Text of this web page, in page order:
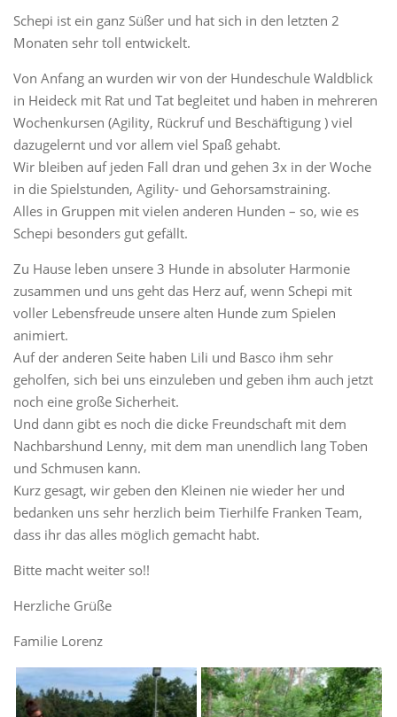
Schepi ist ein ganz Süßer und hat sich in den letzten 2
Monaten sehr toll entwickelt.
Von Anfang an wurden wir von der Hundeschule Waldblick
in Heideck mit Rat und Tat begleitet und haben in mehreren
Wochenkursen (Agility, Rückruf und Beschäftigung ) viel
dazugelernt und vor allem viel Spaß gehabt.
Wir bleiben auf jeden Fall dran und gehen 3x in der Woche
in die Spielstunden, Agility- und Gehorsamstraining.
Alles in Gruppen mit vielen anderen Hunden – so, wie es
Schepi besonders gut gefällt.
Zu Hause leben unsere 3 Hunde in absoluter Harmonie
zusammen und uns geht das Herz auf, wenn Schepi mit
voller Lebensfreude unsere alten Hunde zum Spielen
animiert.
Auf der anderen Seite haben Lili und Basco ihm sehr
geholfen, sich bei uns einzuleben und geben ihm auch jetzt
noch eine große Sicherheit.
Und dann gibt es noch die dicke Freundschaft mit dem
Nachbarshund Lenny, mit dem man unendlich lang Toben
und Schmusen kann.
Kurz gesagt, wir geben den Kleinen nie wieder her und
bedanken uns sehr herzlich beim Tierhilfe Franken Team,
dass ihr das alles möglich gemacht habt.
Bitte macht weiter so!!
Herzliche Grüße
Familie Lorenz